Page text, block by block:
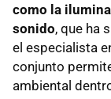
como la
sonido, que ha
el especialista
conjunto
ambiental